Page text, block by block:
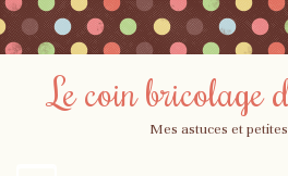
Le coin bricolage
Mes astuces et